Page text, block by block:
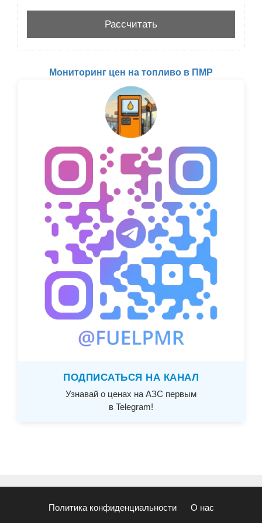
Мониторинг цен на топливо в ПМР
ПОДПИСАТЬСЯ НА КАНАЛ
Узнавай о ценах на АЗС первым
в Telegram!
Политика конфиденциальности О нас